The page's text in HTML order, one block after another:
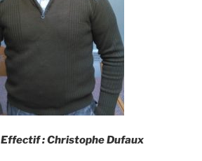
Effectif:Christophe Dufaux